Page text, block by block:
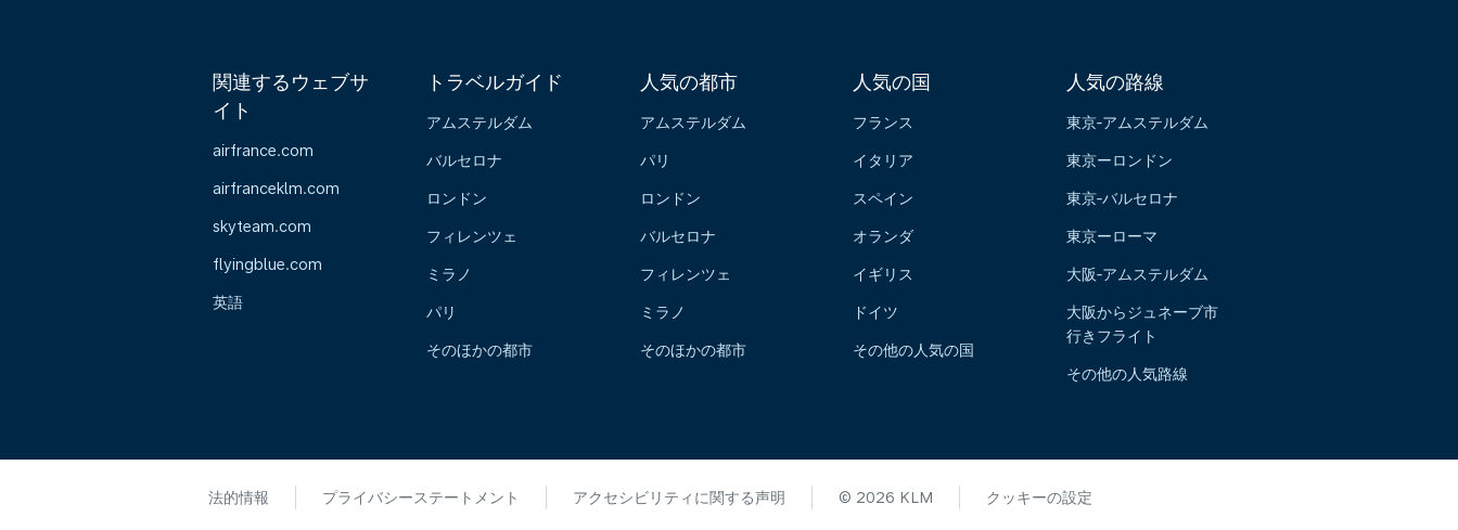
関連するウェブサ
イト
airfrance.com
airfranceklm.com
skyteam.com
flyingblue.com
英語
トラベルガイド
アムステルダム
バルセロナ
ロンドン
フィレンツェ
ミラノ
パリ
そのほかの都市
人気の都市
アムステルダム
パリ
ロンドン
バルセロナ
フィレンツェ
ミラノ
そのほかの都市
人気の国
フランス
イタリア
スペイン
オランダ
イギリス
ドイツ
その他の人気の国
人気の路線
東京‐アムステルダム
東京ーロンドン
東京‐バルセロナ
東京ーローマ
大阪‐アムステルダム
大阪からジュネーブ市
行きフライト
その他の人気路線
法的情報 プライバシーステートメント アクセシビリティに関する声明 © 2026 KLM クッキーの設定